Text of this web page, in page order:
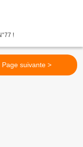
!
Page suivante >